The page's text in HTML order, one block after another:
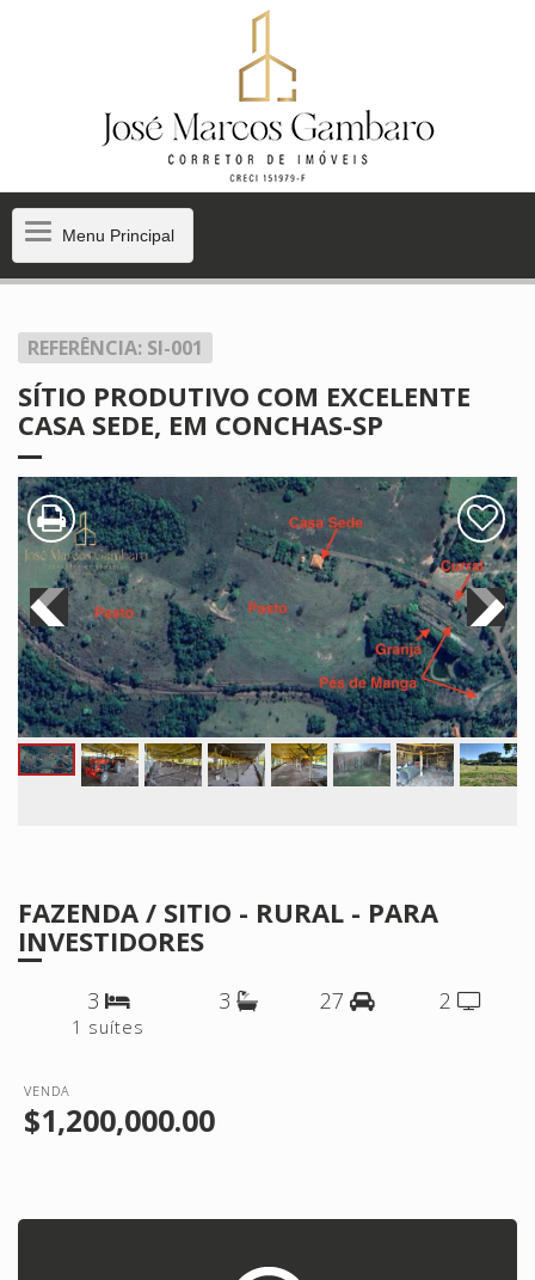
MenuMenu Principal
REFERÊNCIA: SI-001
SÍTIO PRODUTIVO COM EXCELENTE
CASA SEDE, EM CONCHAS-SP
FAZENDA / SITIO - RURAL - PARA
INVESTIDORES
3
1 suítes
3 27 2
VENDA
$1,200,000.00